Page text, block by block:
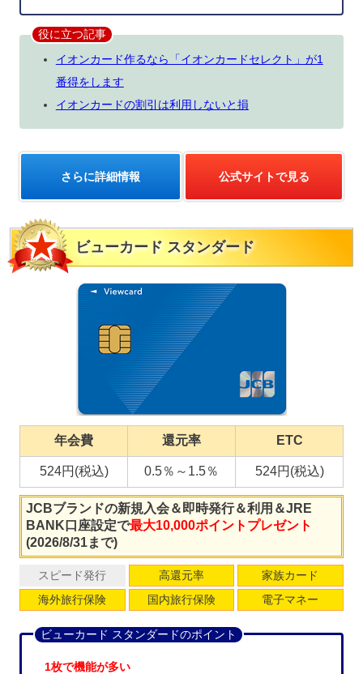
役に立つ記事
イオンカード作るなら「イオンカードセレクト」が1
番得をします
イオンカードの割引は利用しないと損
さらに詳細情報 公式サイトで見る
ビューカード スタンダード
年会費 還元率 ETC
524円(税込) 0.5％～1.5％ 524円(税込)
JCBブランドの新規入会＆即時発行＆利用＆JRE
BANK口座設定で最大10,000ポイントプレゼント
(2026/8/31まで)
スピード発行 高還元率
家族カード
海外旅行保険
国内旅行保険 電子マネー
ビューカード スタンダードのポイント
1枚で機能が多い